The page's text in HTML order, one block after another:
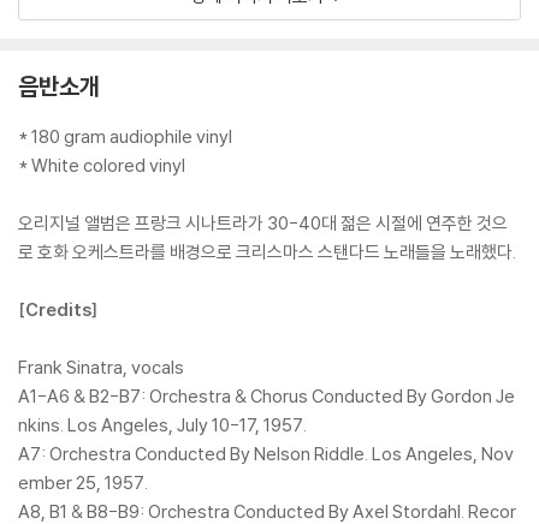
음반소개
* 180 gram audiophile vinyl
* White colored vinyl
오리지널 앨범은 프랑크 시나트라가 30-40대 젊은 시절에 연주한 것으
로 호화 오케스트라를 배경으로 크리스마스 스탠다드 노래들을 노래했다.
[Credits]
Frank Sinatra, vocals
A1-A6 & B2-B7: Orchestra & Chorus Conducted By Gordon Je
nkins. Los Angeles, July 10-17, 1957.
A7: Orchestra Conducted By Nelson Riddle. Los Angeles, Nov
ember 25, 1957.
A8, B1 & B8-B9: Orchestra Conducted By Axel Stordahl. Recor